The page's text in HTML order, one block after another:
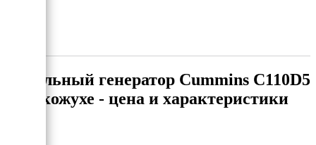
Дизельный генератор Cummins C110D5
в кожухе - цена и характеристики